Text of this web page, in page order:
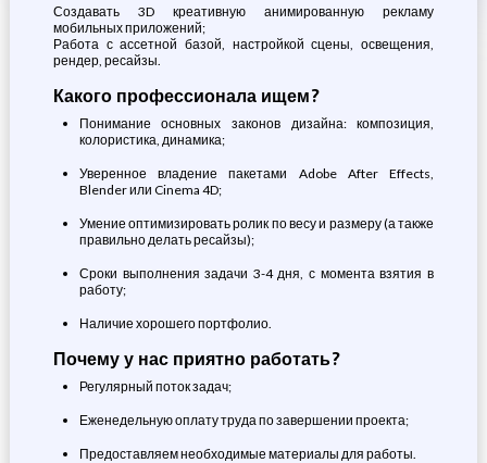
Создавать 3D креативную анимированную рекламу
мобильных приложений;
Работа с ассетной базой, настройкой сцены, освещения,
рендер, ресайзы.
Какого профессионала ищем?
Понимание основных законов дизайна: композиция,
колористика, динамика;
Уверенное владение пакетами Adobe After Effects,
Blender или Cinema 4D;
Умение оптимизировать ролик по весу и размеру (а также
правильно делать ресайзы);
Сроки выполнения задачи 3-4 дня, с момента взятия в
работу;
Наличие хорошего портфолио.
Почему у нас приятно работать?
Регулярный поток задач;
Еженедельную оплату труда по завершении проекта;
Предоставляем необходимые материалы для работы.